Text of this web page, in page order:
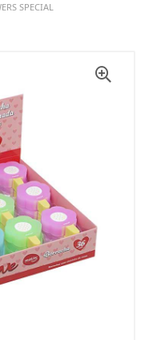
SPECIAL